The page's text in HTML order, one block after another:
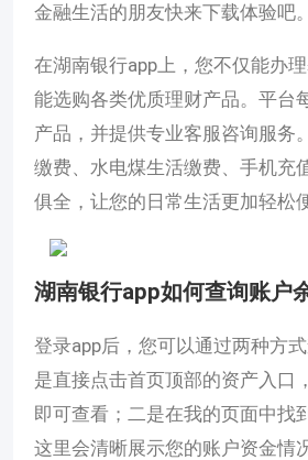
金融生活的朋友快来下载体验吧。
在湖南银行app上，您不仅能办
能选购各类优质理财产品。平台
产品，并提供专业客服咨询服务
缴费、水电煤生活缴费、手机充
俱全，让您的日常生活更加轻松
湖南银行app如何查询账户
登录app后，您可以通过两种方
是直接点击首页顶部的资产入口
即可查看；二是在我的页面中找
这里会清晰展示您的账户资金情